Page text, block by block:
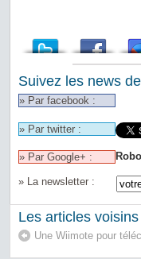
Suivez les news
» Par facebook :
» Par twitter :
» Par Google+ :
» La newsletter :
Les articles voisins
Une Wiimote pour